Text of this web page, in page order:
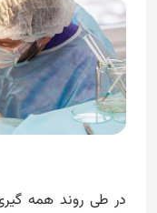
در طی روند همه